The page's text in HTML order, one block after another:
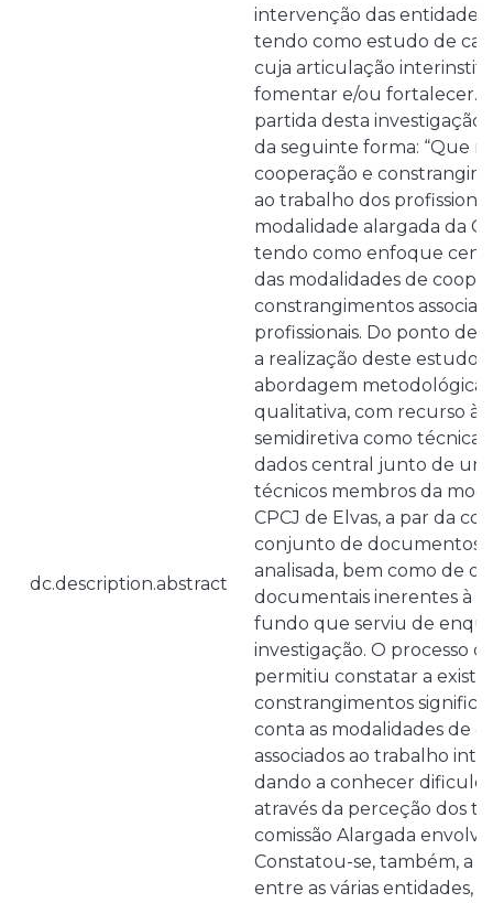
dc.description.abstract
intervenção das entidades
tendo como estudo de
cuja articulação
fomentar e/ou fortalecer.
partida desta
da seguinte forma: “Que
cooperação e
ao trabalho dos
modalidade alargada da
tendo como enfoque
das modalidades de
constrangimentos
profissionais. Do ponto de
a realização deste estudo
abordagem metodológica
qualitativa, com recurso à
semidiretiva como técnica
dados central junto de
técnicos membros da
CPCJ de Elvas, a par da
conjunto de documentos
analisada, bem como de
documentais inerentes à
fundo que serviu de
investigação. O processo
permitiu constatar a
constrangimentos
conta as modalidades de
associados ao trabalho
dando a conhecer
através da perceção dos
comissão Alargada
Constatou-se, também, a
entre as várias entidades,